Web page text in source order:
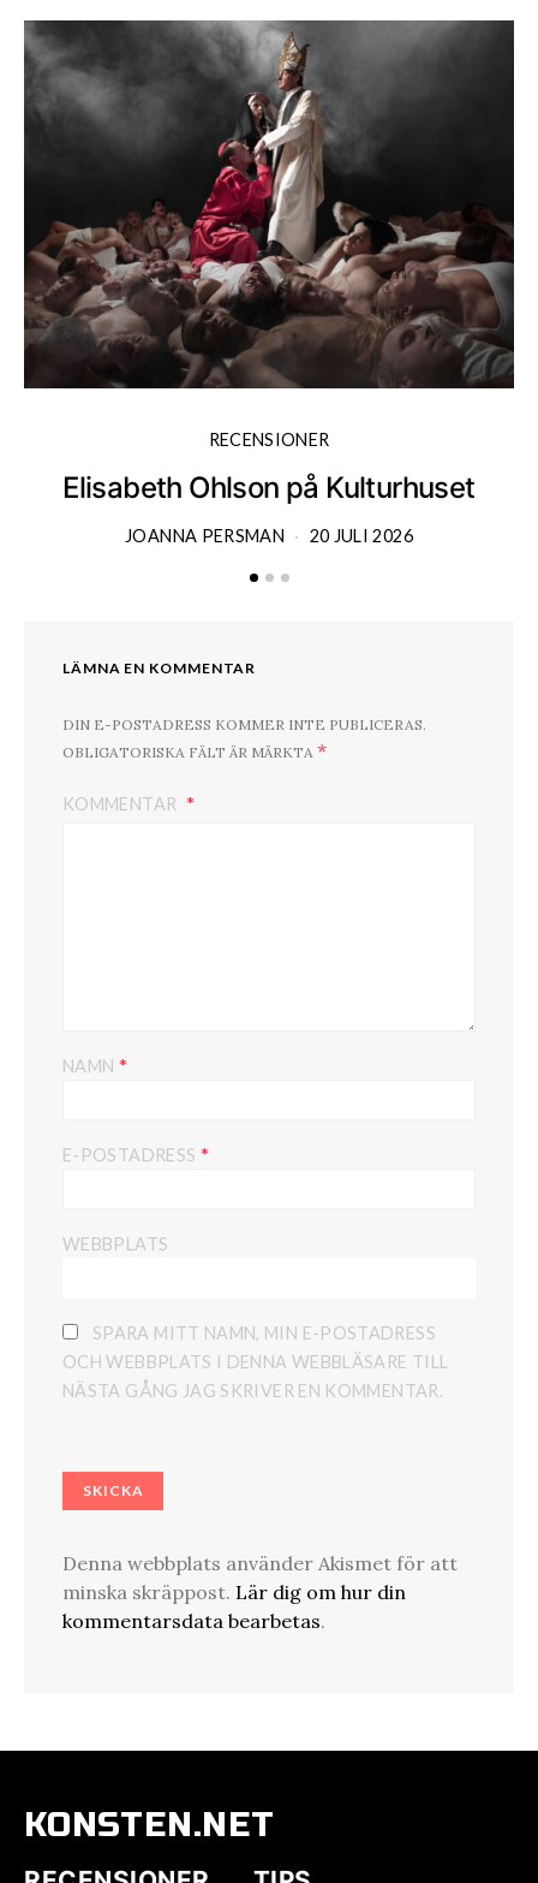
RECENSIONER
Elisabeth Ohlson på Kulturhuset
JOANNA PERSMAN 20 JULI 2026
LÄMNA EN KOMMENTAR
DIN E-POSTADRESS KOMMER INTE PUBLICERAS.
OBLIGATORISKA FÄLT ÄR MÄRKTA *
KOMMENTAR
NAMN *
E-POSTADRESS *
WEBBPLATS
SPARA MITT NAMN, MIN E-POSTADRESS
OCH WEBBPLATS I DENNA WEBBLÄSARE TILL
NÄSTA GÅNG JAG SKRIVER EN KOMMENTAR.
Denna webbplats använder Akismet för att
minska skräppost. Lär dig om hur din
kommentarsdata bearbetas.
KONSTEN.NET